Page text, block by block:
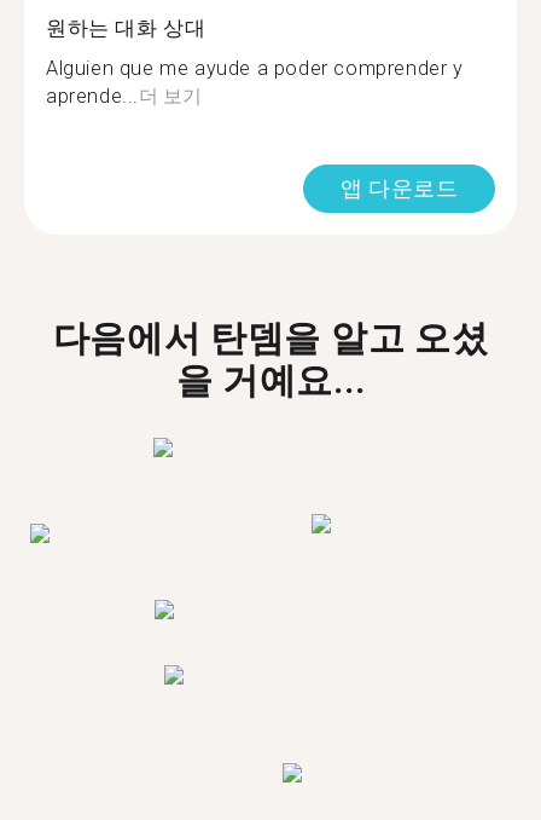
원하는 대화 상대
Alguien que me ayude a poder comprender y
aprende...더 보기
앱 다운로드
다음에서 탄뎀을 알고 오셨
을 거예요...